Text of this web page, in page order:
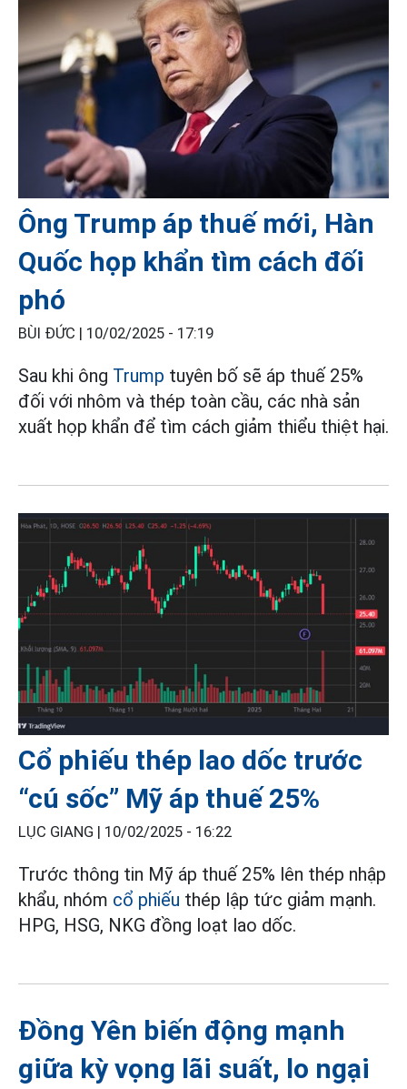
Ông Trump áp thuế mới, Hàn
Quốc họp khẩn tìm cách đối
phó
BÙI ĐỨC | 10/02/2025 - 17:19
Sau khi ông Trump tuyên bố sẽ áp thuế 25%
đối với nhôm và thép toàn cầu, các nhà sản
xuất họp khẩn để tìm cách giảm thiểu thiệt hại.
Cổ phiếu thép lao dốc trước
“cú sốc” Mỹ áp thuế 25%
LỤC GIANG | 10/02/2025 - 16:22
Trước thông tin Mỹ áp thuế 25% lên thép nhập
khẩu, nhóm cổ phiếu thép lập tức giảm mạnh.
HPG, HSG, NKG đồng loạt lao dốc.
Đồng Yên biến động mạnh
giữa kỳ vọng lãi suất, lo ngại